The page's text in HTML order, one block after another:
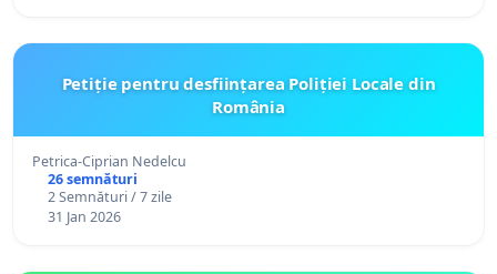
Petiție pentru desființarea Poliției Locale din
România
Petrica-Ciprian Nedelcu
26 semnături
2 Semnături / 7 zile
31 Jan 2026